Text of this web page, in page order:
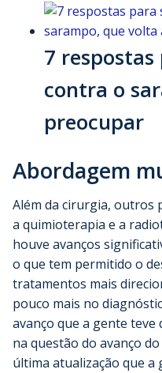
7
contra o
preocupar
Abordagem
Além da cirurgia, outros
a quimioterapia e a
houve avanços
o que tem permitido o
tratamentos mais
pouco mais no
avanço que a gente
na questão do avanço
última atualização que a